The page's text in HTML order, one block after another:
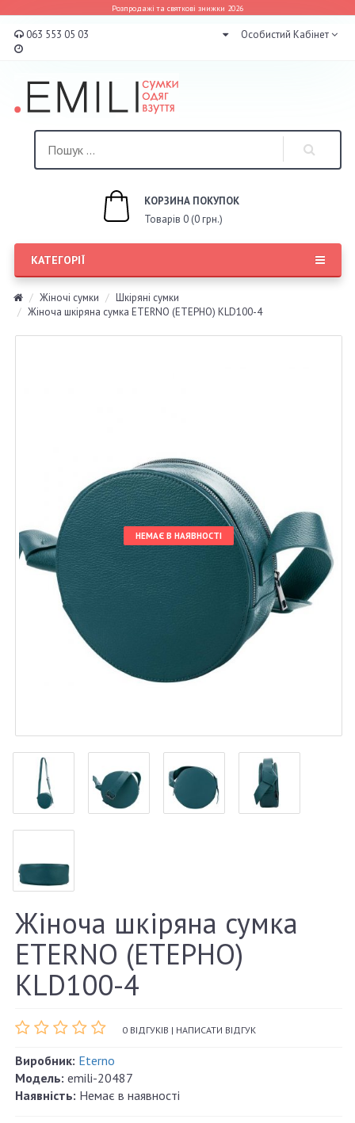
Розпродажі та святкові знижки 2026
063 553 05 03 Особистий Кабінет
КОРЗИНА ПОКУПОК
Товарів 0 (0 грн.)
КАТЕГОРІЇ
Жіночі сумки
Шкіряні сумки
Жіноча шкіряна сумка ETERNO (ЕТЕРНО) KLD100-4
НЕМАЄ В НАЯВНОСТІ
Жіноча шкіряна сумка
ETERNO (ЕТЕРНО)
KLD100-4
0 ВІДГУКІВ | НАПИСАТИ ВІДГУК
Виробник: Eterno
Модель: emili-20487
Наявність: Немає в наявності